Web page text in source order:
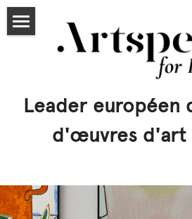
Leader européen
d'œuvres d'art
Accueil
Tarifs
Candidater
artsper.com